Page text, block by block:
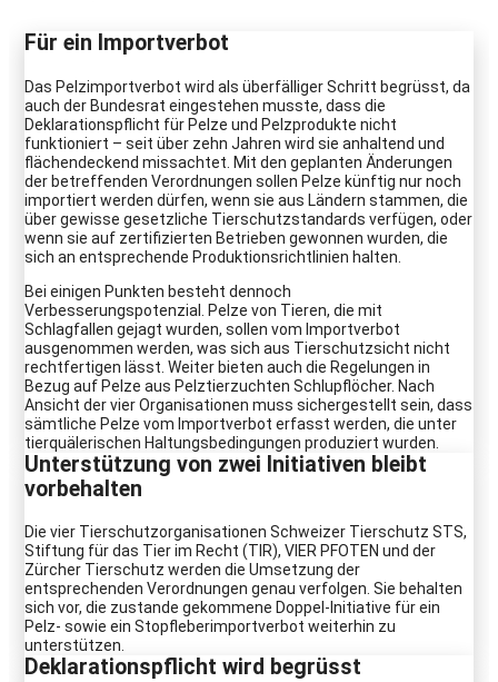
Für ein Importverbot
Das Pelzimportverbot wird als überfälliger Schritt begrüsst, da
auch der Bundesrat eingestehen musste, dass die
Deklarationspflicht für Pelze und Pelzprodukte nicht
funktioniert – seit über zehn Jahren wird sie anhaltend und
flächendeckend missachtet. Mit den geplanten Änderungen
der betreffenden Verordnungen sollen Pelze künftig nur noch
importiert werden dürfen, wenn sie aus Ländern stammen, die
über gewisse gesetzliche Tierschutzstandards verfügen, oder
wenn sie auf zertifizierten Betrieben gewonnen wurden, die
sich an entsprechende Produktionsrichtlinien halten.
Bei einigen Punkten besteht dennoch
Verbesserungspotenzial. Pelze von Tieren, die mit
Schlagfallen gejagt wurden, sollen vom Importverbot
ausgenommen werden, was sich aus Tierschutzsicht nicht
rechtfertigen lässt. Weiter bieten auch die Regelungen in
Bezug auf Pelze aus Pelztierzuchten Schlupflöcher. Nach
Ansicht der vier Organisationen muss sichergestellt sein, dass
sämtliche Pelze vom Importverbot erfasst werden, die unter
tierquälerischen Haltungsbedingungen produziert wurden.
Unterstützung von zwei Initiativen bleibt
vorbehalten
Die vier Tierschutzorganisationen Schweizer Tierschutz STS,
Stiftung für das Tier im Recht (TIR), VIER PFOTEN und der
Zürcher Tierschutz werden die Umsetzung der
entsprechenden Verordnungen genau verfolgen. Sie behalten
sich vor, die zustande gekommene Doppel-Initiative für ein
Pelz- sowie ein Stopfleberimportverbot weiterhin zu
unterstützen.
Deklarationspflicht wird begrüsst